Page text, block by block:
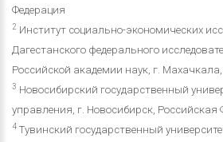
Федерация
2 Институт социально-экономических
Дагестанского федерального
Российской академии наук, г.
3 Новосибирский государственный
управления, г. Новосибирск, Российская
4 Тувинский государственный